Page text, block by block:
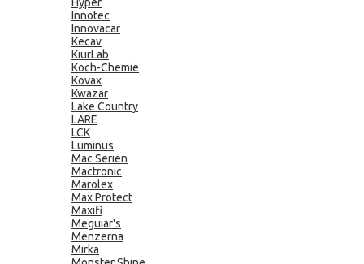
Innotec
Innovacar
Kecav
KiurLab
Koch-Chemie
Kovax
Kwazar
Lake Country
LARE
LCK
Luminus
Mac Serien
Mactronic
Marolex
Max Protect
Maxifi
Meguiar's
Menzerna
Mirka